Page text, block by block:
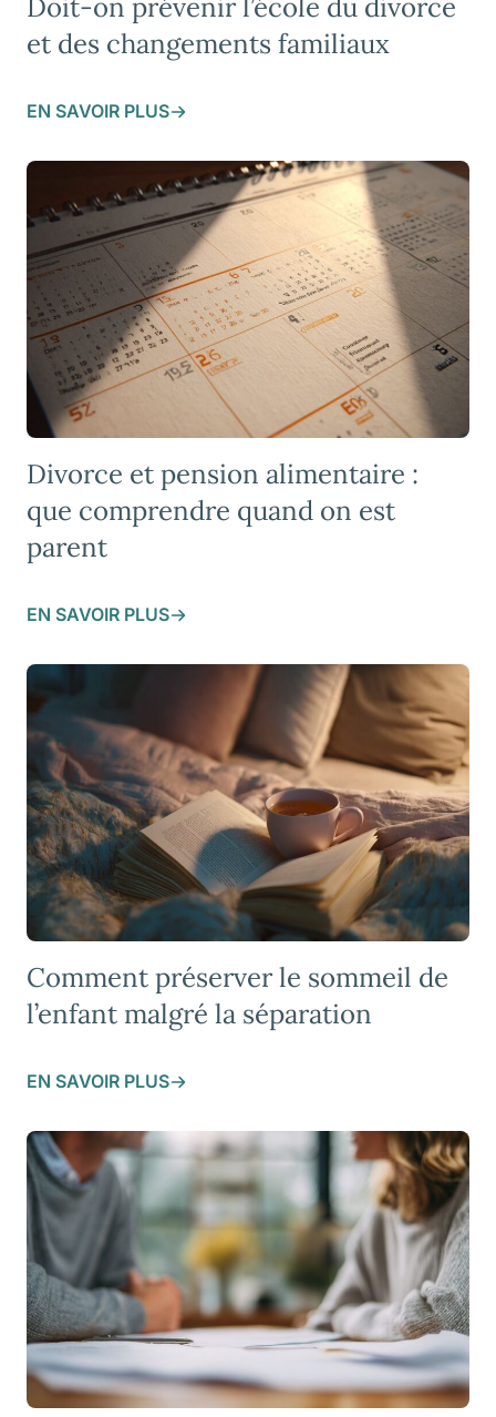
Doit-on prévenir l’école du divorce
et des changements familiaux
EN SAVOIR PLUS
Divorce et pension alimentaire :
que comprendre quand on est
parent
EN SAVOIR PLUS
Comment préserver le sommeil de
l’enfant malgré la séparation
EN SAVOIR PLUS